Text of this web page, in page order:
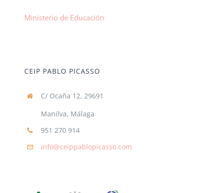
Ministerio de Educación
CEIP PABLO PICASSO
C/ Ocaña 12, 29691
Manilva, Málaga
951 270 914
info@ceippablopicasso.com